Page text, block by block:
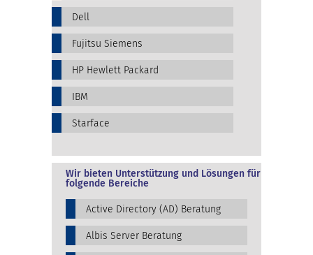
Dell
Fujitsu Siemens
HP Hewlett Packard
IBM
Starface
Wir bieten Unterstützung und Lösungen für
folgende Bereiche
Active Directory (AD) Beratung
Albis Server Beratung